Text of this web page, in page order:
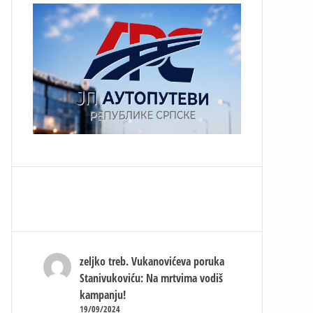
zeljko treb. Vukanovićeva poruka
Stanivukoviću: Na mrtvima vodiš
kampanju!
19/09/2024